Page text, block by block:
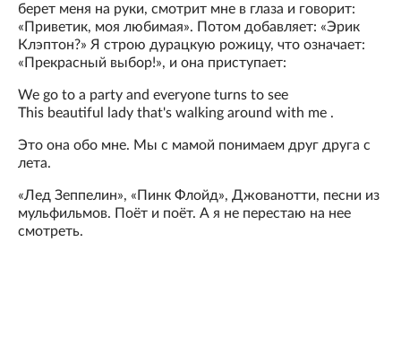
берет меня на руки, смотрит мне в глаза и говорит:
«Приветик, моя любимая». Потом добавляет: «Эрик
Клэптон?» Я строю дурацкую рожицу, что означает:
«Прекрасный выбор!», и она приступает:
We go to a party and everyone turns to see
This beautiful lady that's walking around with me .
Это она обо мне. Мы с мамой понимаем друг друга с
лета.
«Лед Зеппелин», «Пинк Флойд», Джованотти, песни из
мульфильмов. Поёт и поёт. А я не перестаю на нее
смотреть.